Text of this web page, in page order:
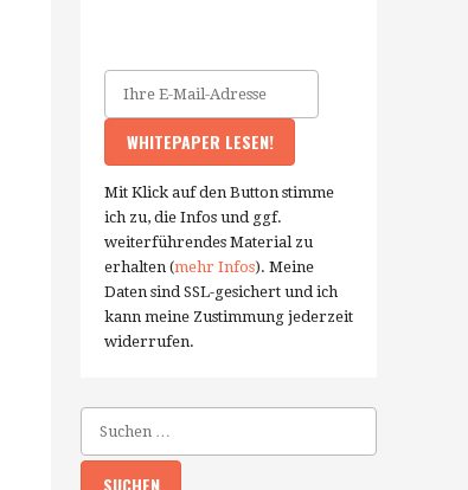
Mit Klick auf den Button stimme
ich zu, die Infos und ggf.
weiterführendes Material zu
erhalten (mehr Infos). Meine
Daten sind SSL-gesichert und ich
kann meine Zustimmung jederzeit
widerrufen.